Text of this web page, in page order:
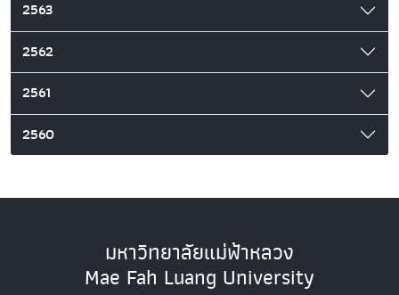
2563
2562
2561
2560
มหาวิทยาลัยแม่ฟ้าหลวง
Mae Fah Luang University